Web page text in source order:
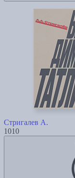
Стригалев А.
1010